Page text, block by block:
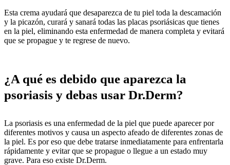
Esta crema ayudará que desaparezca de tu piel toda la descamación
y la picazón, curará y sanará todas las placas psoriásicas que tienes
en la piel, eliminando esta enfermedad de manera completa y evitará
que se propague y te regrese de nuevo.
¿A qué es debido que aparezca la
psoriasis y debas usar Dr.Derm?
La psoriasis es una enfermedad de la piel que puede aparecer por
diferentes motivos y causa un aspecto afeado de diferentes zonas de
la piel. Es por eso que debe tratarse inmediatamente para enfrentarla
rápidamente y evitar que se propague o llegue a un estado muy
grave. Para eso existe Dr.Derm.